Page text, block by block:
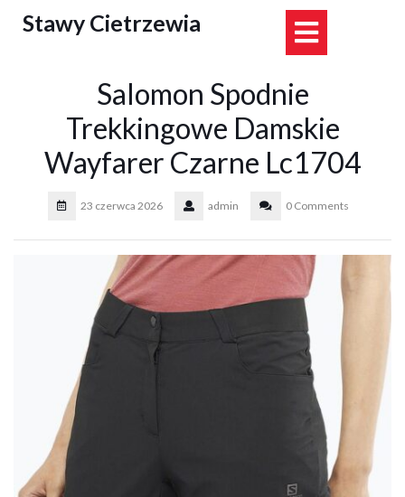
Stawy Cietrzewia
Salomon Spodnie
Trekkingowe Damskie
Wayfarer Czarne Lc1704
23 czerwca 2026 admin 0 Comments